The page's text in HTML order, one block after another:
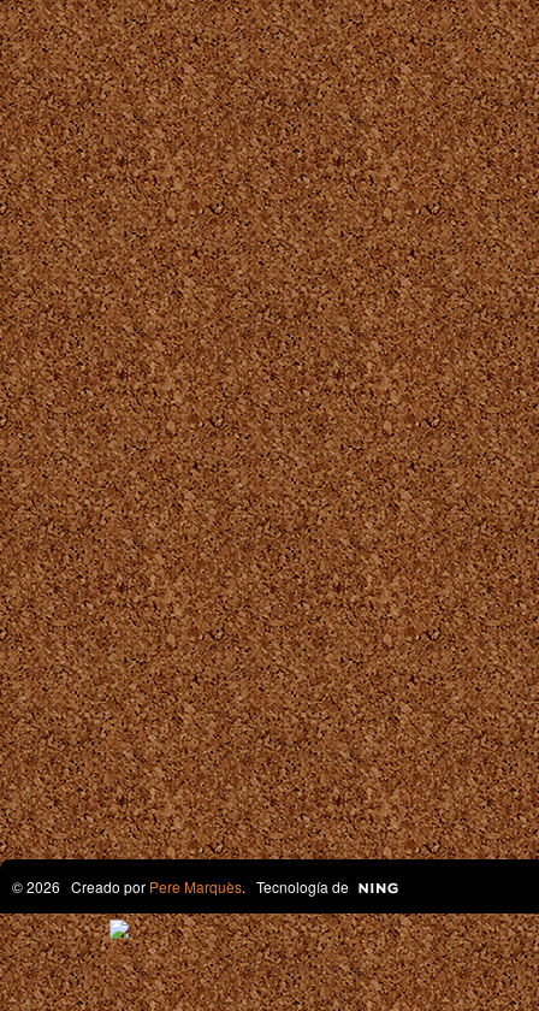
© 2026 Creado por Pere Marquès. Tecnología de